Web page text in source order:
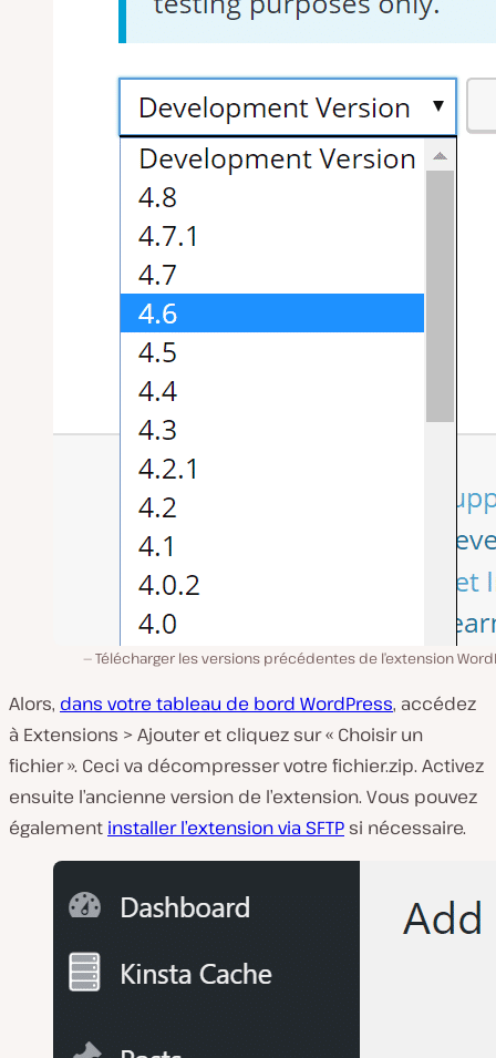
Télécharger les versions précédentes de l’extension
Alors, dans votre tableau de bord WordPress, accédez
à Extensions > Ajouter et cliquez sur « Choisir un
fichier ». Ceci va décompresser votre fichier.zip. Activez
ensuite l’ancienne version de l’extension. Vous pouvez
également installer l’extension via SFTP si nécessaire.